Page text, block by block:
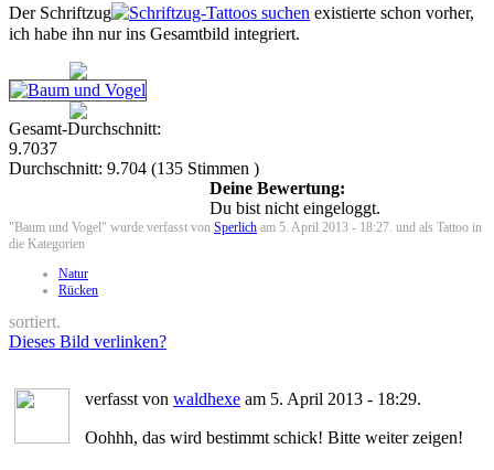
Der Schriftzug
existierte schon vorher,
ich habe ihn nur ins Gesamtbild integriert.
Gesamt-Durchschnitt:
9.7037
Durchschnitt: 9.704 (135 Stimmen )
Deine Bewertung:
Du bist nicht eingeloggt.
"Baum und Vogel" wurde verfasst von Sperlich am 5. April 2013 - 18:27. und als Tattoo in
die Kategorien
Natur
Rücken
sortiert.
Dieses Bild verlinken?
verfasst von waldhexe am 5. April 2013 - 18:29.
Oohhh, das wird bestimmt schick! Bitte weiter zeigen!